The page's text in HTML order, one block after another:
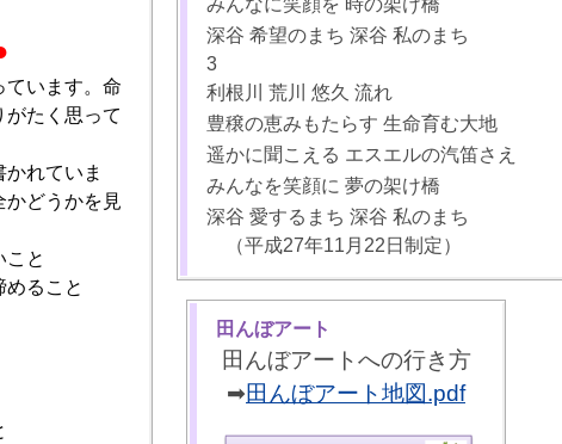
います。命
たく思って
れていま
かどうかを見
と
ること
みんなに笑顔を 時の架け橋
深谷 希望のまち 深谷 私のまち
3
利根川 荒川 悠久 流れ
豊穣の恵みもたらす 生命育む大地
遥かに聞こえる エスエルの汽笛さえ
みんなを笑顔に 夢の架け橋
深谷 愛するまち 深谷 私のまち
（平成27年11月22日制定）
田んぼアート
田んぼアートへの行き方
➡田んぼアート地図.pdf